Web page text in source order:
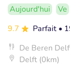
Aujourd'hui Ve
9.7
Parfait •
De Beren
Delft (0km)